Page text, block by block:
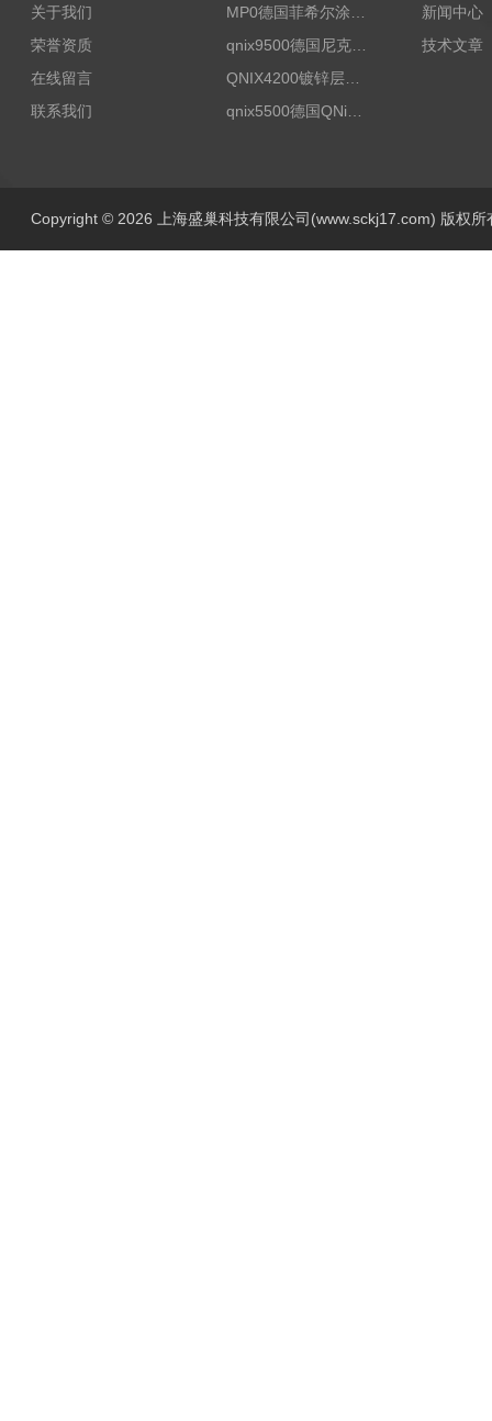
关于我们
荣誉资质
在线留言
联系我们
qnix9500德国尼克斯涂镀层测厚仪
QNIX4200镀锌层测厚
新闻中心
技术文章
Copyright © 2026 上海盛巢科技有限公司(www.sckj17.com) 版权所